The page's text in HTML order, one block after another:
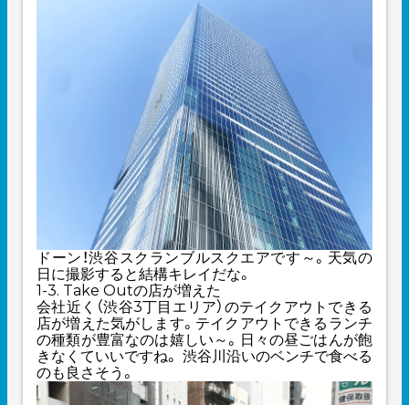
ドーン！渋谷スクランブルスクエアです～。天気の
日に撮影すると結構キレイだな。
1-3. Take Outの店が増えた
会社近く（渋谷3丁目エリア）のテイクアウトできる
店が増えた気がします。テイクアウトできるランチ
の種類が豊富なのは嬉しい～。日々の昼ごはんが飽
きなくていいですね。 渋谷川沿いのベンチで食べる
のも良さそう。